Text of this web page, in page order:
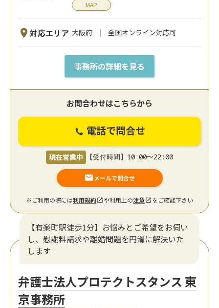
MAP
対応エリア 大阪府 全国オンライン対応可
事務所の詳細を見る
お問合わせはこちらから
電話で問合せ
現在営業中 【受付時間】10:00〜22:00
メールで問合せ
※ご利用の際には利用規約 や利用上の注意 をご確認下さい
【有楽町駅徒歩1分】お悩みとご希望をお伺い
し、慰謝料請求や離婚問題を円滑に解決いた
します
弁護士法人プロテクトスタンス 東
京事務所